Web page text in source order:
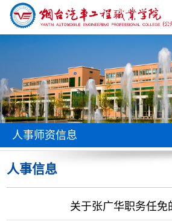
人事师资信息
人事信息
首页 >>信息公开>>人事师
关于张广华职务任免